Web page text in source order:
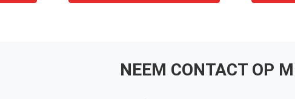
NEEM CONTACT OP